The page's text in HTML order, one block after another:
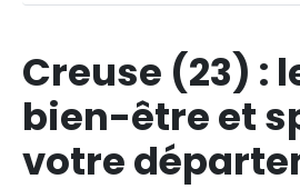
Creuse (23) :
bien-être et
votre